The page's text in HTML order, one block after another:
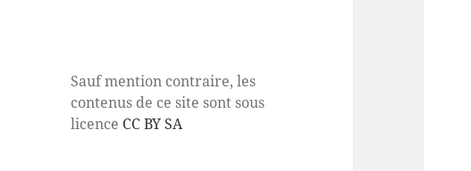
Sauf mention contraire, les
contenus de ce site sont sous
licence CC BY SA